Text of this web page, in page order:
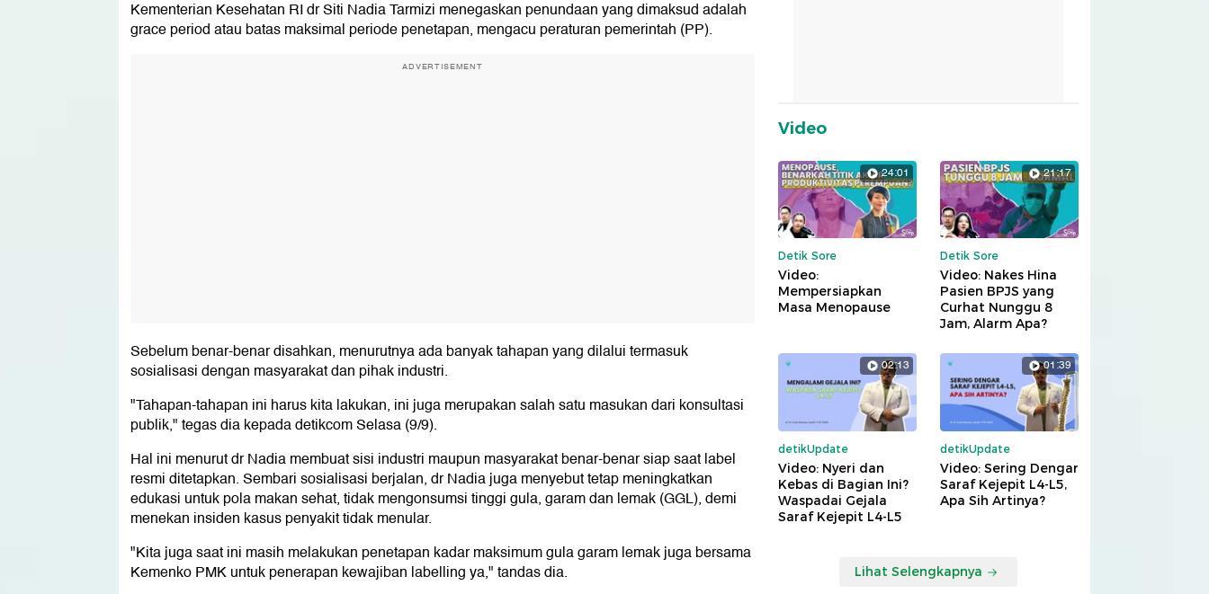
Kementerian Kesehatan RI dr Siti Nadia Tarmizi menegaskan penundaan yang dimaksud adalah
grace period atau batas maksimal periode penetapan, mengacu peraturan pemerintah (PP).
ADVERTISEMENT
Sebelum benar-benar disahkan, menurutnya ada banyak tahapan yang dilalui termasuk
sosialisasi dengan masyarakat dan pihak industri.
"Tahapan-tahapan ini harus kita lakukan, ini juga merupakan salah satu masukan dari konsultasi
publik," tegas dia kepada detikcom Selasa (9/9).
Hal ini menurut dr Nadia membuat sisi industri maupun masyarakat benar-benar siap saat label
resmi ditetapkan. Sembari sosialisasi berjalan, dr Nadia juga menyebut tetap meningkatkan
edukasi untuk pola makan sehat, tidak mengonsumsi tinggi gula, garam dan lemak (GGL), demi
menekan insiden kasus penyakit tidak menular.
"Kita juga saat ini masih melakukan penetapan kadar maksimum gula garam lemak juga bersama
Kemenko PMK untuk penerapan kewajiban labelling ya," tandas dia.
Video
24:01
Detik Sore
Video:
Mempersiapkan
Masa Menopause
21:17
Detik Sore
Video: Nakes Hina
Pasien BPJS yang
Curhat Nunggu 8
Jam, Alarm Apa?
02:13
detikUpdate
Video: Nyeri dan
Kebas di Bagian Ini?
Waspadai Gejala
Saraf Kejepit L4-L5
01:39
detikUpdate
Video: Sering Dengar
Saraf Kejepit L4-L5,
Apa Sih Artinya?
Lihat Selengkapnya